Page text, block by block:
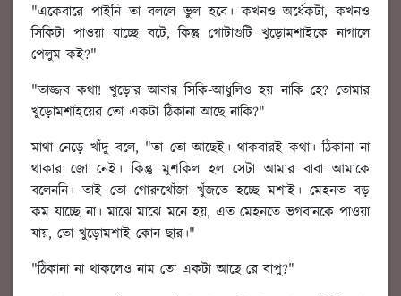
"একেবারে পাইনি তা বললে ভুল হবে। কখনও অর্ধেকটা, কখনও
সিকিটা পাওয়া যাচ্ছে বটে, কিন্তু গোটাগুটি খুড়োমশাইকে নাগালে
পেলুম কই?"
"তাজ্জব কথা! খুড়োর আবার সিকি-আধুলিও হয় নাকি হে? তোমার
খুড়োমশাইয়ের তো একটা ঠিকানা আছে নাকি?"
মাথা নেড়ে খাঁদু বলে, "তা তো আছেই। থাকবারই কথা। ঠিকানা না
থাকার জো নেই। কিন্তু মুশকিল হল সেটা আমার বাবা আমাকে
বলেননি। তাই তো গোরুখোঁজা খুঁজতে হচ্ছে মশাই। মেহনত বড়
কম যাচ্ছে না। মাঝে মাঝে মনে হয়, এত মেহনতে ভগবানকে পাওয়া
যায়, তো খুড়োমশাই কোন ছার।"
"ঠিকানা না থাকলেও নাম তো একটা আছে রে বাপু?"